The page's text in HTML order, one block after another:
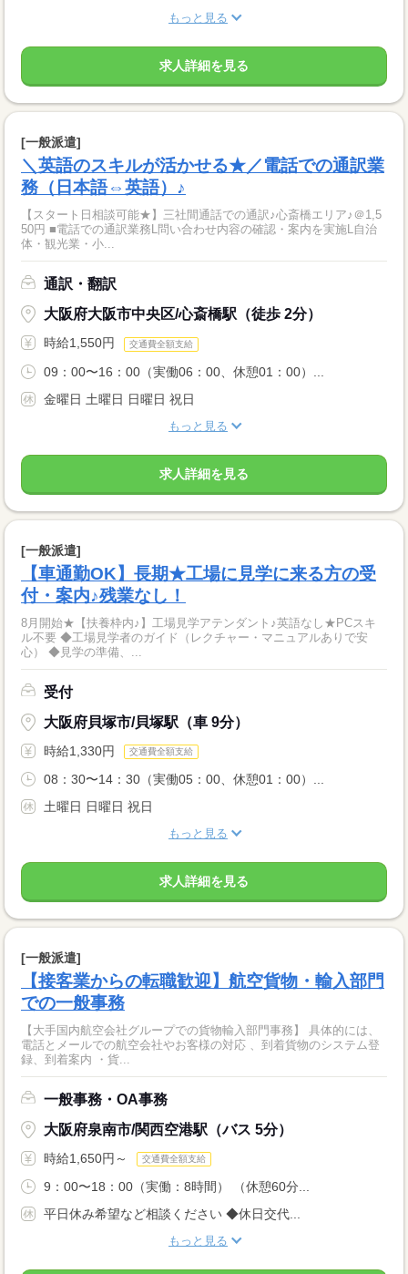
もっと見る
求人詳細を見る
[一般派遣]
＼英語のスキルが活かせる★／電話での通訳業
務（日本語⇔英語）♪
【スタート日相談可能★】三社間通話での通訳♪心斎橋エリア♪＠1,5
50円 ■電話での通訳業務L問い合わせ内容の確認・案内を実施L自治
体・観光業・小...
通訳・翻訳
大阪府大阪市中央区/心斎橋駅（徒歩 2分）
時給1,550円 交通費全額支給
09：00〜16：00（実働06：00、休憩01：00）...
金曜日 土曜日 日曜日 祝日
もっと見る
求人詳細を見る
[一般派遣]
【車通勤OK】長期★工場に見学に来る方の受
付・案内♪残業なし！
8月開始★【扶養枠内♪】工場見学アテンダント♪英語なし★PCスキ
ル不要 ◆工場見学者のガイド（レクチャー・マニュアルありで安
心） ◆見学の準備、...
受付
大阪府貝塚市/貝塚駅（車 9分）
時給1,330円 交通費全額支給
08：30〜14：30（実働05：00、休憩01：00）...
土曜日 日曜日 祝日
もっと見る
求人詳細を見る
[一般派遣]
【接客業からの転職歓迎】航空貨物・輸入部門
での一般事務
【大手国内航空会社グループでの貨物輸入部門事務】 具体的には、
電話とメールでの航空会社やお客様の対応 、到着貨物のシステム登
録、到着案内 ・貨...
一般事務・OA事務
大阪府泉南市/関西空港駅（バス 5分）
時給1,650円～ 交通費全額支給
9：00〜18：00（実働：8時間） （休憩60分...
平日休み希望など相談ください ◆休日交代...
もっと見る